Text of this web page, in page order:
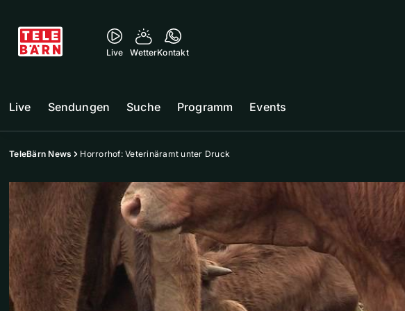
Live WetterKontakt
Live Sendungen Suche Programm Events
TeleBärn News Horrorhof: Veterinäramt unter Druck